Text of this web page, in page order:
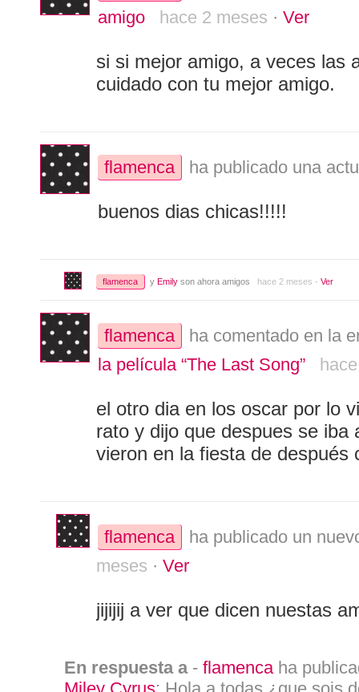
amigo
hace 2 meses · Ver
si si mejor amigo, a veces las
cuidado con tu mejor amigo.
flamenca ha publicado una
buenos dias chicas!!!!!
flamenca y Emily son ahora amigos hace 2 meses · Ver
flamenca
ha comentado en la
la película “The Last Song”
el otro dia en los oscar por lo
rato y dijo que despues se
vieron en la fiesta de
flamenca
ha publicado un
meses · Ver
jijijij a ver que dicen nuestas
En respuesta a- flamencaha